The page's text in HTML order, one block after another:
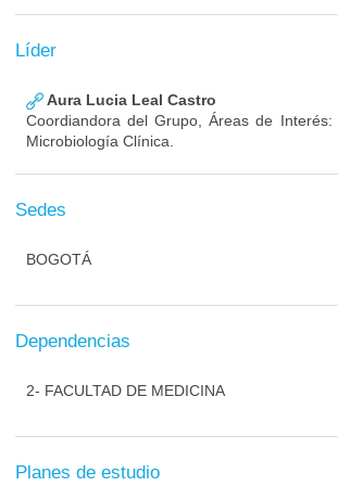
Líder
Aura Lucia Leal Castro
Coordiandora del Grupo, Áreas de
Microbiología Clínica.
Sedes
BOGOTÁ
Dependencias
2- FACULTAD DE MEDICINA
Planes de estudio